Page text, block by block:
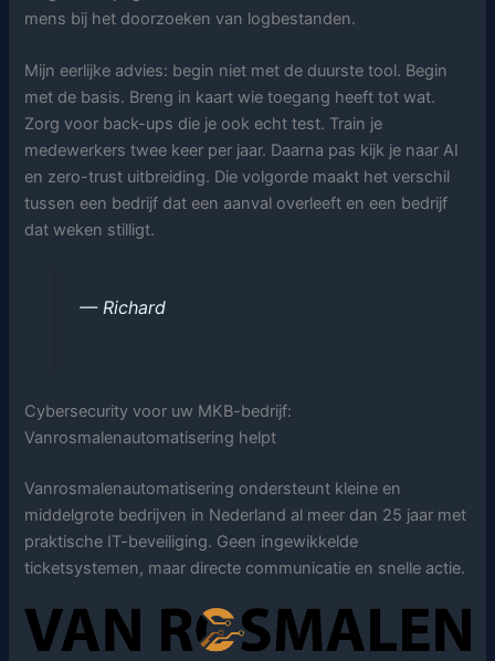
mens bij het doorzoeken van logbestanden.
Mijn eerlijke advies: begin niet met de duurste tool. Begin
met de basis. Breng in kaart wie toegang heeft tot wat.
Zorg voor back-ups die je ook echt test. Train je
medewerkers twee keer per jaar. Daarna pas kijk je naar AI
en zero-trust uitbreiding. Die volgorde maakt het verschil
tussen een bedrijf dat een aanval overleeft en een bedrijf
dat weken stilligt.
— Richard
Cybersecurity voor uw MKB-bedrijf:
Vanrosmalenautomatisering helpt
Vanrosmalenautomatisering ondersteunt kleine en
middelgrote bedrijven in Nederland al meer dan 25 jaar met
praktische IT-beveiliging. Geen ingewikkelde
ticketsystemen, maar directe communicatie en snelle actie.